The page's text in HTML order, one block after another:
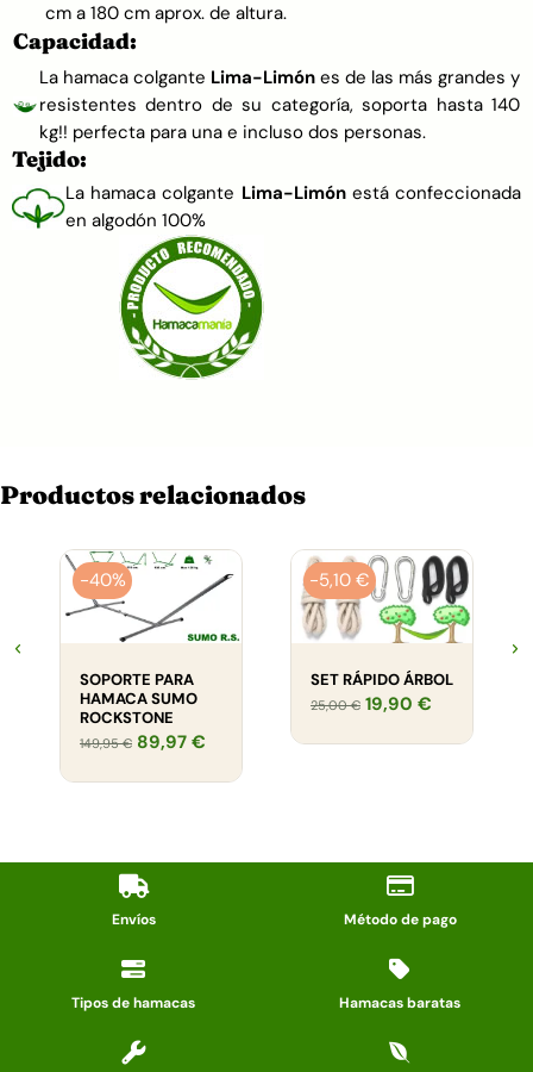
cm a 180 cm aprox. de altura.
Capacidad:
La hamaca colgante Lima-Limón es de las más grandes y
resistentes dentro de su categoría, soporta hasta 140
kg!! perfecta para una e incluso dos personas.
Tejido:
La hamaca colgante Lima-Limón está confeccionada
en algodón 100%
Productos relacionados
-40%
SOPORTE PARA
HAMACA SUMO
ROCKSTONE
149,95 € 89,97 €
-5,10 €
SET RÁPIDO ÁRBOL
25,00 € 19,90 €
Envíos Método de pago
Tipos de hamacas Hamacas baratas